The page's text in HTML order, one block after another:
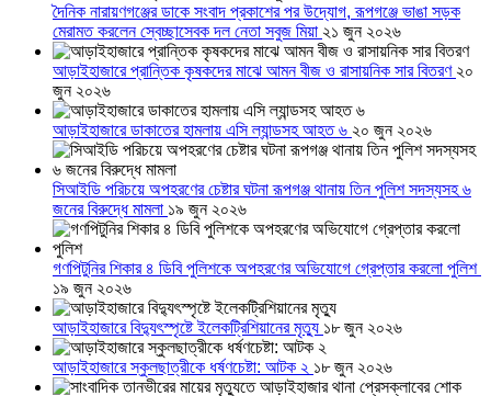
দৈনিক নারায়ণগঞ্জের ডাকে সংবাদ প্রকাশের পর উদ্যোগ, রূপগঞ্জে ভাঙা সড়ক
মেরামত করলেন স্বেচ্ছাসেবক দল নেতা সবুজ মিয়া ২১ জুন ২০২৬
আড়াইহাজারে প্রান্তিক কৃষকদের মাঝে আমন বীজ ও রাসায়নিক সার বিতরণ ২০
জুন ২০২৬
আড়াইহাজারে ডাকাতের হামলায় এসি ল্যান্ডসহ আহত ৬ ২০ জুন ২০২৬
সিআইডি পরিচয়ে অপহরণের চেষ্টার ঘটনা রূপগঞ্জ থানায় তিন পুলিশ সদস্যসহ ৬
জনের বিরুদ্ধে মামলা ১৯ জুন ২০২৬
গণপিটুনির শিকার ৪ ডিবি পুলিশকে অপহরণের অভিযোগে গ্রেপ্তার করলো পুলিশ
১৯ জুন ২০২৬
আড়াইহাজারে বিদ্যুৎস্পৃষ্টে ইলেকট্রিশিয়ানের মৃত্যু ১৮ জুন ২০২৬
আড়াইহাজারে স্কুলছাত্রীকে ধর্ষণচেষ্টা: আটক ২ ১৮ জুন ২০২৬